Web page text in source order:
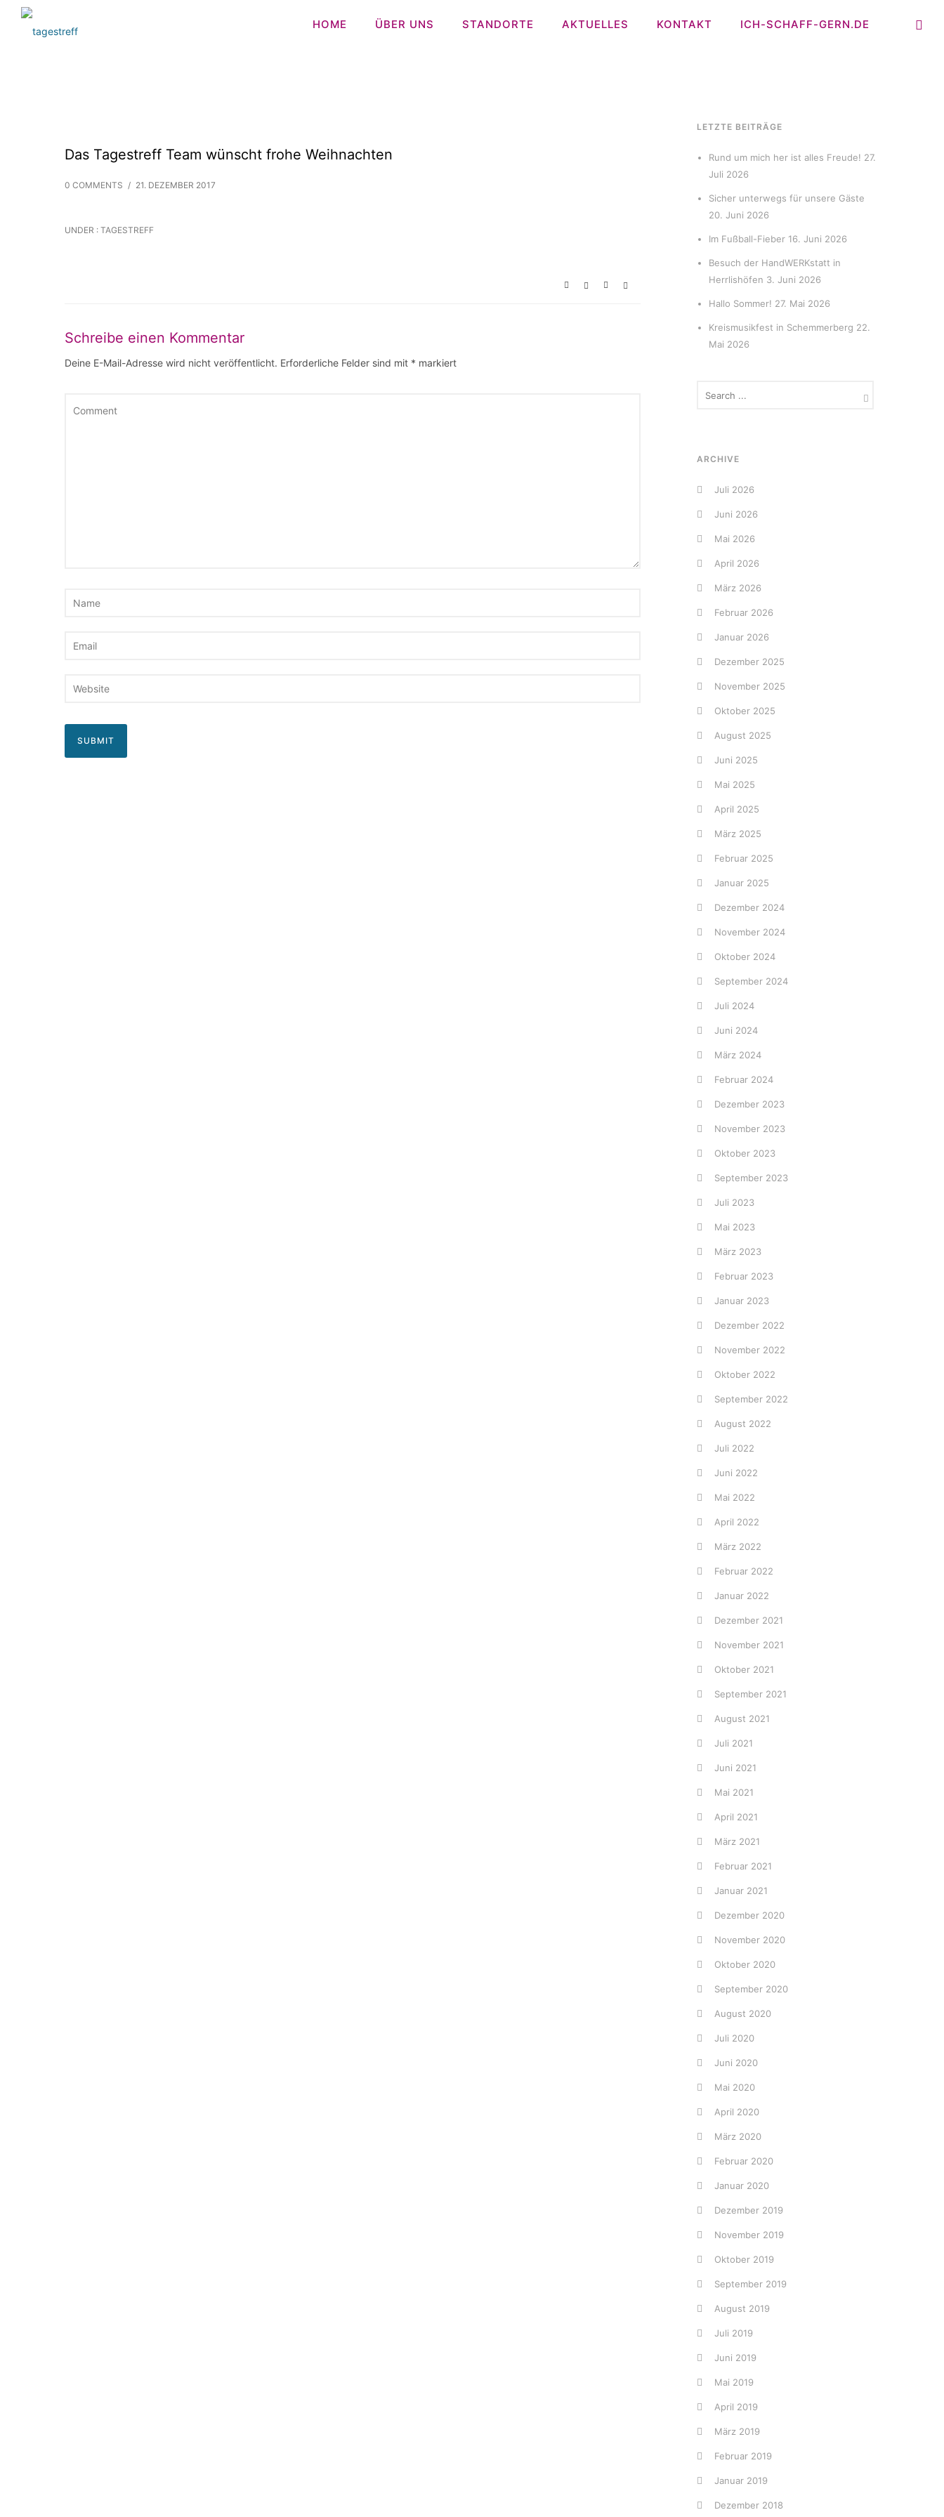
HOME ÜBER UNS STANDORTE AKTUELLES KONTAKT ICH-SCHAFF-GERN.DE
Das Tagestreff Team wünscht frohe Weihnachten
0 COMMENTS / 21. DEZEMBER 2017
UNDER : TAGESTREFF
Schreibe einen Kommentar
Deine E-Mail-Adresse wird nicht veröffentlicht. Erforderliche Felder sind mit * markiert
LETZTE BEITRÄGE
Rund um mich her ist alles Freude! 27.
Juli 2026
Sicher unterwegs für unsere Gäste
20. Juni 2026
Im Fußball-Fieber 16. Juni 2026
Besuch der HandWERKstatt in
Herrlishöfen 3. Juni 2026
Hallo Sommer! 27. Mai 2026
Kreismusikfest in Schemmerberg 22.
Mai 2026
ARCHIVE
Juli 2026
Juni 2026
Mai 2026
April 2026
März 2026
Februar 2026
Januar 2026
Dezember 2025
November 2025
Oktober 2025
August 2025
Juni 2025
Mai 2025
April 2025
März 2025
Februar 2025
Januar 2025
Dezember 2024
November 2024
Oktober 2024
September 2024
Juli 2024
Juni 2024
März 2024
Februar 2024
Dezember 2023
November 2023
Oktober 2023
September 2023
Juli 2023
Mai 2023
März 2023
Februar 2023
Januar 2023
Dezember 2022
November 2022
Oktober 2022
September 2022
August 2022
Juli 2022
Juni 2022
Mai 2022
April 2022
März 2022
Februar 2022
Januar 2022
Dezember 2021
November 2021
Oktober 2021
September 2021
August 2021
Juli 2021
Juni 2021
Mai 2021
April 2021
März 2021
Februar 2021
Januar 2021
Dezember 2020
November 2020
Oktober 2020
September 2020
August 2020
Juli 2020
Juni 2020
Mai 2020
April 2020
März 2020
Februar 2020
Januar 2020
Dezember 2019
November 2019
Oktober 2019
September 2019
August 2019
Juli 2019
Juni 2019
Mai 2019
April 2019
März 2019
Februar 2019
Januar 2019
Dezember 2018